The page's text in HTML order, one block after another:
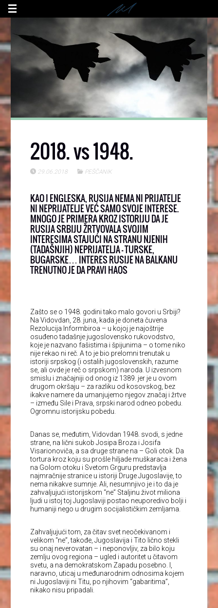
2018. vs 1948.
29.06.2018 PEŠČANIK
KAO I ENGLESKA, RUSIJA NEMA NI PRIJATELJE
NI NEPRIJATELJE VEĆ SAMO SVOJE INTERESE.
MNOGO JE PRIMERA KROZ ISTORIJU DA JE
RUSIJA SRBIJU ŽRTVOVALA SVOJIM
INTERESIMA STAJUĆI NA STRANU NJENIH
(TADAŠNJIH) NEPRIJATELJA – TURSKE,
BUGARSKE… INTERES RUSIJE NA BALKANU
TRENUTNO JE DA PRAVI HAOS
Zašto se o 1948. godini tako malo govori u Srbiji?
Na Vidovdan, 28. juna, kada je doneta čuvena
Rezolucija Informbiroa – u kojoj je najoštrije
osuđeno tadašnje jugoslovensko rukovodstvo,
koje je nazvano fašistima i špijunima – o tome niko
nije rekao ni reč. A to je bio prelomni trenutak u
istoriji srpskog (i ostalih jugoslovenskih, razume
se, ali ovde je reč o srpskom) naroda. U izvesnom
smislu i značajniji od onog iz 1389. jer je u ovom
drugom okršaju – za razliku od kosovskog, bez
ikakve namere da umanjujemo njegov značaj i žrtve
– između Sile i Prava, srpski narod odneo pobedu.
Ogromnu istorijsku pobedu.
Danas se, međutim, Vidovdan 1948. svodi, s jedne
strane, na lični sukob Josipa Broza i Josifa
Visarionoviča, a sa druge strane na – Goli otok. Da
tortura kroz koju su prošle hiljade muškaraca i žena
na Golom otoku i Svetom Grguru predstavlja
najmračnije stranice u istoriji Druge Jugoslavije, to
nema nikakve sumnje. Ali, nesumnjivo je i to da je
zahvaljujući istorijskom “ne” Staljinu život miliona
ljudi u istoj toj Jugoslaviji postao neuporedivo bolji i
humaniji nego u drugim socijalističkim zemljama.
Zahvaljujući tom, za čitav svet neočekivanom i
velikom “ne”, takođe, Jugoslavija i Tito lično stekli
su onaj neverovatan – i neponovljiv, za bilo koju
zemlju ovog regiona – ugled i autoritet u čitavom
svetu, a na demokratskom Zapadu posebno. I,
naravno, uticaj u međunarodnim odnosima kojem
ni Jugoslaviji ni Titu, po njihovim “gabaritima”,
nikako nisu pripadali.